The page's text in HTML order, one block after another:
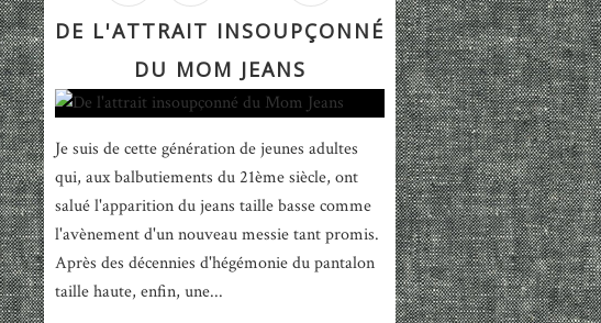
DE L'ATTRAIT INSOUPÇONNÉ
DU MOM JEANS
Je suis de cette génération de jeunes adultes
qui, aux balbutiements du 21ème siècle, ont
salué l'apparition du jeans taille basse comme
l'avènement d'un nouveau messie tant promis.
Après des décennies d'hégémonie du pantalon
taille haute, enfin, une...